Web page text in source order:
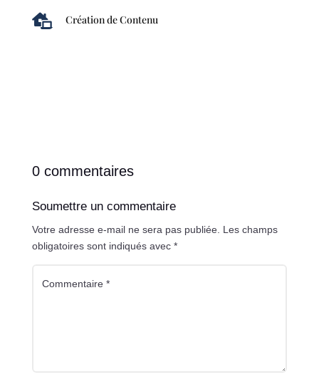
 Création de Contenu
0 commentaires
Soumettre un commentaire
Votre adresse e-mail ne sera pas publiée. Les champs
obligatoires sont indiqués avec *